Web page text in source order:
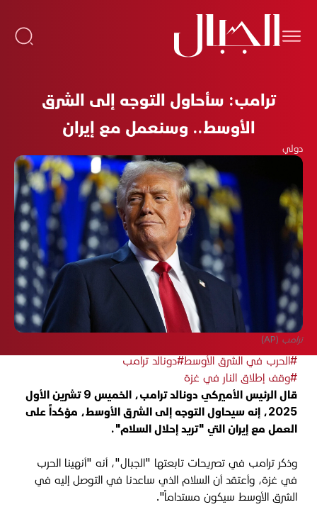
ترامب: سأحاول التوجه إلى الشرق
الأوسط.. وسنعمل مع إيران
دولي
ترامب (AP)
#الحرب في الشرق الأوسط#دونالد ترامب
#وقف إطلاق النار في غزة
قال الرئيس الأميركي دونالد ترامب، الخميس 9 تشرين الأول
2025، إنه سيحاول التوجه إلى الشرق الأوسط، مؤكداً على
العمل مع إيران التي "تريد إحلال السلام".
وذكر ترامب في تصريحات تابعتها "الجبال"، أنه "أنهينا الحرب
في غزة، وأعتقد أن السلام الذي ساعدنا في التوصل إليه في
الشرق الأوسط سيكون مستداماً".